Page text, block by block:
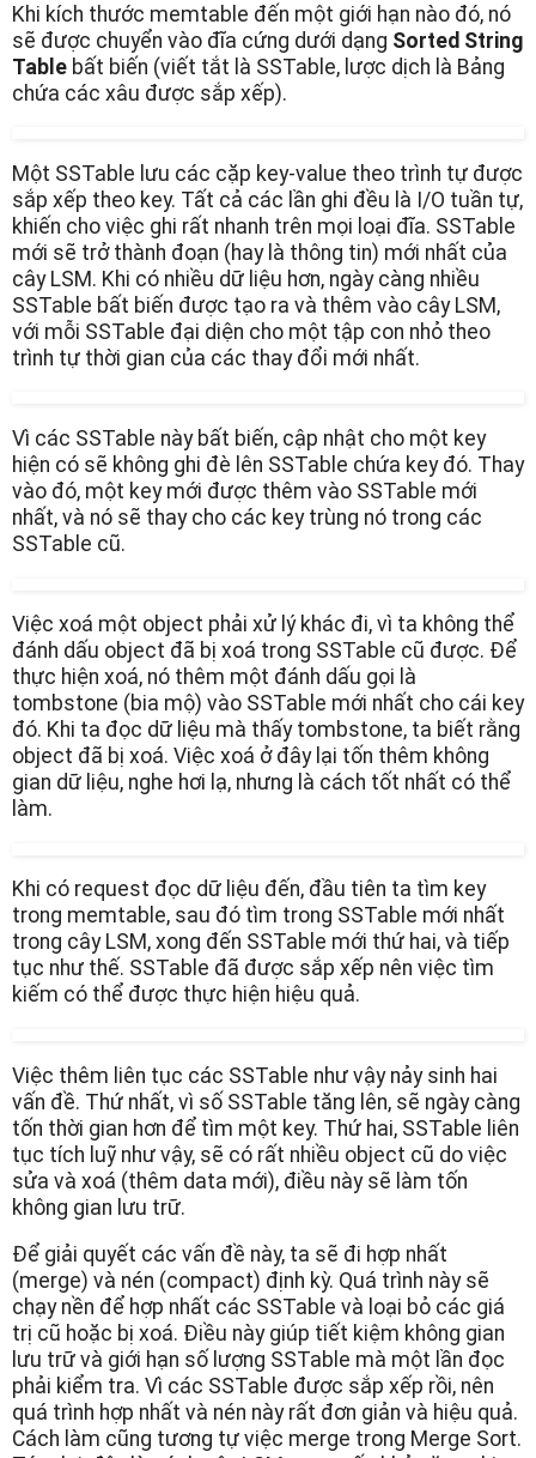
Khi kích thước memtable đến một giới hạn nào đó, nó
sẽ được chuyển vào đĩa cứng dưới dạng Sorted String
Table bất biến (viết tắt là SSTable, lược dịch là Bảng
chứa các xâu được sắp xếp).
Một SSTable lưu các cặp key-value theo trình tự được
sắp xếp theo key. Tất cả các lần ghi đều là I/O tuần tự,
khiến cho việc ghi rất nhanh trên mọi loại đĩa. SSTable
mới sẽ trở thành đoạn (hay là thông tin) mới nhất của
cây LSM. Khi có nhiều dữ liệu hơn, ngày càng nhiều
SSTable bất biến được tạo ra và thêm vào cây LSM,
với mỗi SSTable đại diện cho một tập con nhỏ theo
trình tự thời gian của các thay đổi mới nhất.
Vì các SSTable này bất biến, cập nhật cho một key
hiện có sẽ không ghi đè lên SSTable chứa key đó. Thay
vào đó, một key mới được thêm vào SSTable mới
nhất, và nó sẽ thay cho các key trùng nó trong các
SSTable cũ.
Việc xoá một object phải xử lý khác đi, vì ta không thể
đánh dấu object đã bị xoá trong SSTable cũ được. Để
thực hiện xoá, nó thêm một đánh dấu gọi là
tombstone (bia mộ) vào SSTable mới nhất cho cái key
đó. Khi ta đọc dữ liệu mà thấy tombstone, ta biết rằng
object đã bị xoá. Việc xoá ở đây lại tốn thêm không
gian dữ liệu, nghe hơi lạ, nhưng là cách tốt nhất có thể
làm.
Khi có request đọc dữ liệu đến, đầu tiên ta tìm key
trong memtable, sau đó tìm trong SSTable mới nhất
trong cây LSM, xong đến SSTable mới thứ hai, và tiếp
tục như thế. SSTable đã được sắp xếp nên việc tìm
kiếm có thể được thực hiện hiệu quả.
Việc thêm liên tục các SSTable như vậy nảy sinh hai
vấn đề. Thứ nhất, vì số SSTable tăng lên, sẽ ngày càng
tốn thời gian hơn để tìm một key. Thứ hai, SSTable liên
tục tích luỹ như vậy, sẽ có rất nhiều object cũ do việc
sửa và xoá (thêm data mới), điều này sẽ làm tốn
không gian lưu trữ.
Để giải quyết các vấn đề này, ta sẽ đi hợp nhất
(merge) và nén (compact) định kỳ. Quá trình này sẽ
chạy nền để hợp nhất các SSTable và loại bỏ các giá
trị cũ hoặc bị xoá. Điều này giúp tiết kiệm không gian
lưu trữ và giới hạn số lượng SSTable mà một lần đọc
phải kiểm tra. Vì các SSTable được sắp xếp rồi, nên
quá trình hợp nhất và nén này rất đơn giản và hiệu quả.
Cách làm cũng tương tự việc merge trong Merge Sort.